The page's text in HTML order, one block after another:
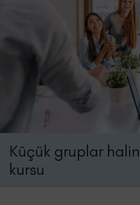
Küçük gruplar
kursu